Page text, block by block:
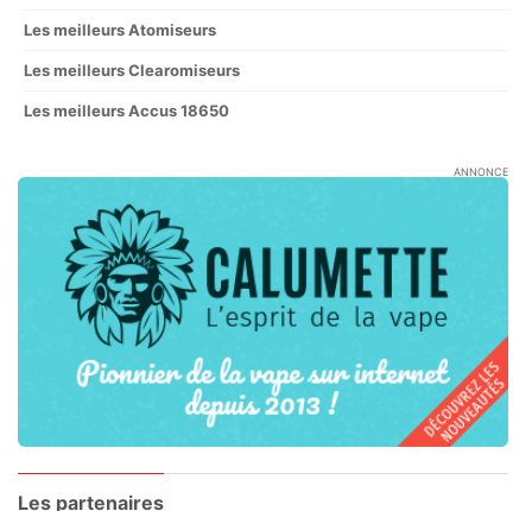
Les meilleurs Atomiseurs
Les meilleurs Clearomiseurs
Les meilleurs Accus 18650
ANNONCE
Les partenaires